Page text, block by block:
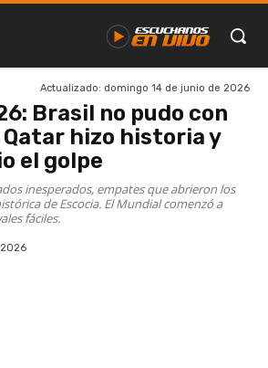
Actualizado: domingo 14 de junio de 2026
Brasil no pudo con
hizo historia y
el golpe
inesperados, empates que abrieron los
de Escocia. El Mundial comenzó a
fáciles.